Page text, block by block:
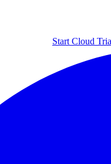
Start Cloud